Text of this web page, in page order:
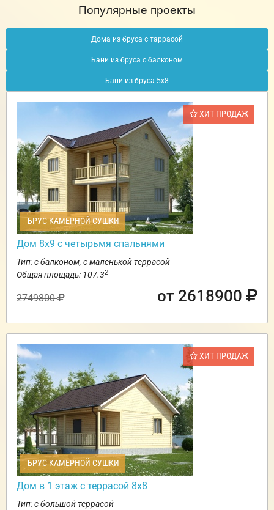
Популярные проекты
Дома из бруса с таррасой
Бани из бруса с балконом
Бани из бруса 5х8
ХИТ ПРОДАЖ
БРУС КАМЕРНОЙ СУШКИ
Дом 8х9 с четырьмя спальнями
Тип: с балконом, с маленькой террасой
Общая площадь: 107.32
2749800 от 2618900
ХИТ ПРОДАЖ
БРУС КАМЕРНОЙ СУШКИ
Дом в 1 этаж с террасой 8х8
Тип: с большой террасой